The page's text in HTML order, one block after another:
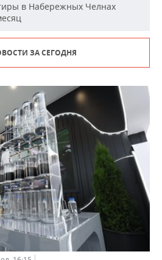
в Набережных Челнах
ЗА СЕГОДНЯ